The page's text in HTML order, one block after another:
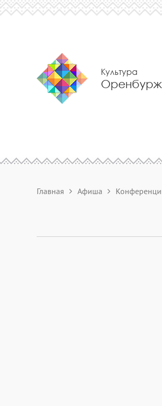
Культура
Главная Афиша